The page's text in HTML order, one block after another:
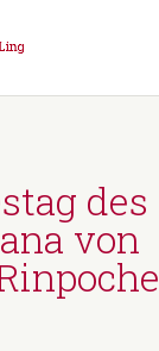
des
von